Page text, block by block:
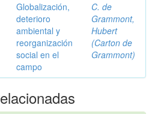
Globalización,
deterioro
ambiental y
reorganización
social en el
campo
C. de
Grammont,
Hubert
(Carton de
Grammont)